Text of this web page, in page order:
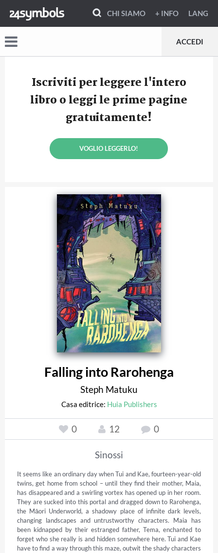
CHI SIAMO + INFO LANG
ACCEDI
Iscriviti per leggere l'intero
libro o leggi le prime pagine
gratuitamente!
VOGLIO LEGGERLO!
Falling into Rarohenga
Steph Matuku
Casa editrice: Huia Publishers
0 12 0
Sinossi
It seems like an ordinary day when Tui and Kae, fourteen-year-old
twins, get home from school – until they find their mother, Maia,
has disappeared and a swirling vortex has opened up in her room.
They are sucked into this portal and dragged down to Rarohenga,
the Māori Underworld, a shadowy place of infinite dark levels,
changing landscapes and untrustworthy characters. Maia has
been kidnapped by their estranged father, Tema, enchanted to
forget who she really is and hidden somewhere here. Tui and Kae
have to find a way through this maze, outwit the shady characters